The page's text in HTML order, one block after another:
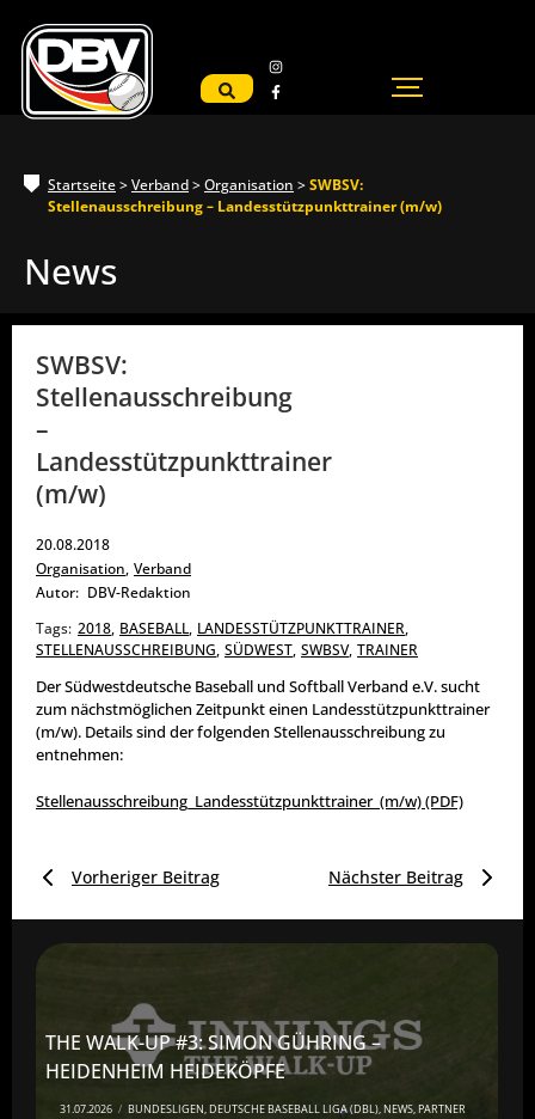
Startseite>Verband>Organisation >SWBSV:
Stellenausschreibung – Landesstützpunkttrainer (m/w)
News
SWBSV:
Stellenausschreibung
–
Landesstützpunkttrainer
(m/w)
20.08.2018
Organisation, Verband
Autor: DBV-Redaktion
Tags: 2018, BASEBALL, LANDESSTÜTZPUNKTTRAINER,
STELLENAUSSCHREIBUNG, SÜDWEST, SWBSV, TRAINER
Der Südwestdeutsche Baseball und Softball Verband e.V. sucht
zum nächstmöglichen Zeitpunkt einen Landesstützpunkttrainer
(m/w). Details sind der folgenden Stellenausschreibung zu
entnehmen:
Stellenausschreibung_Landesstützpunkttrainer_(m/w) (PDF)
Vorheriger Beitrag Nächster Beitrag
THE WALK-UP #3: SIMON GÜHRING –
HEIDENHEIM HEIDEKÖPFE
31.07.2026 / BUNDESLIGEN,DEUTSCHE BASEBALL LIGA (DBL),NEWS,PARTNER